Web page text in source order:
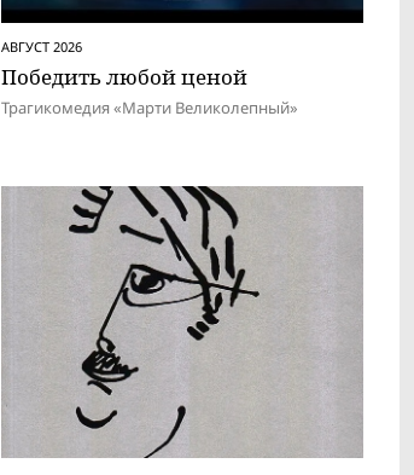
АВГУСТ 2026
Победить любой ценой
Трагикомедия «Марти Великолепный»